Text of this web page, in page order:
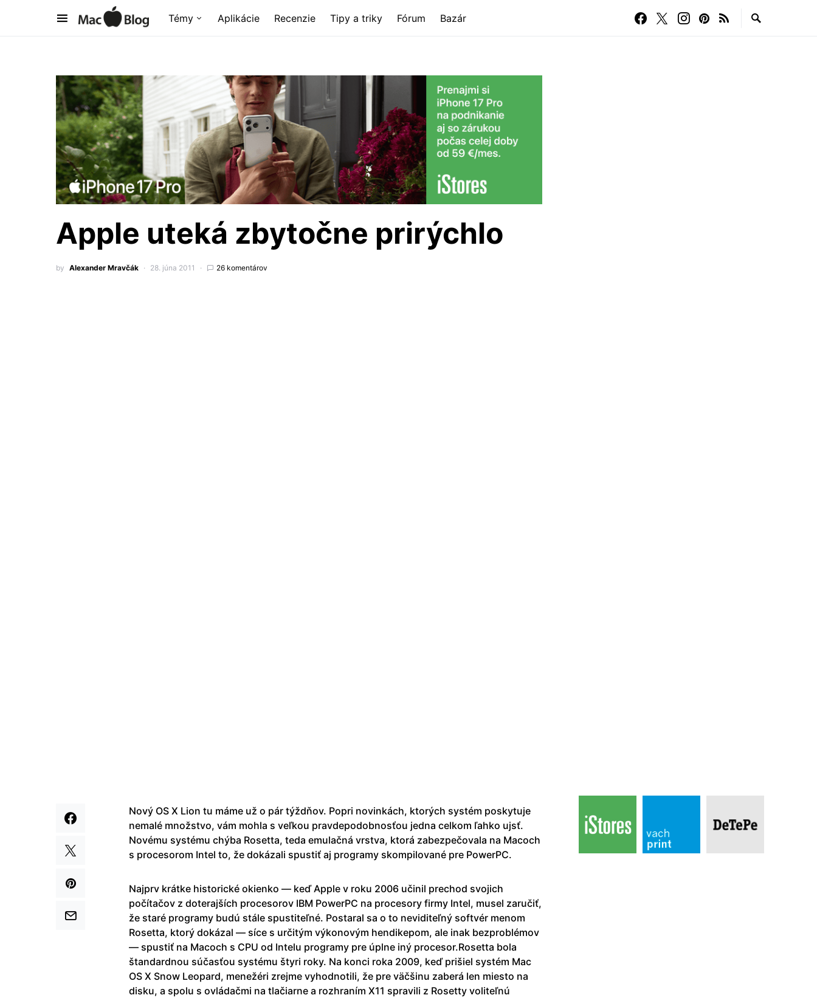
Témy Aplikácie Recenzie Tipy a triky Fórum Bazár
Apple uteká zbytočne prirýchlo
by Alexander Mravčák 28. júna 2011 26 komentárov
Nový OS X Lion tu máme už o pár týždňov. Popri novinkách, ktorých systém poskytuje
nemalé množstvo, vám mohla s veľkou pravdepodobnosťou jedna celkom ľahko ujsť.
Novému systému chýba Rosetta, teda emulačná vrstva, ktorá zabezpečovala na Macoch
s procesorom Intel to, že dokázali spustiť aj programy skompilované pre PowerPC.
Najprv krátke historické okienko — keď Apple v roku 2006 učinil prechod svojich
počítačov z doterajších procesorov IBM PowerPC na procesory firmy Intel, musel zaručiť,
že staré programy budú stále spustiteľné. Postaral sa o to neviditeľný softvér menom
Rosetta, ktorý dokázal — síce s určitým výkonovým hendikepom, ale inak bezproblémov
— spustiť na Macoch s CPU od Intelu programy pre úplne iný procesor.Rosetta bola
štandardnou súčasťou systému štyri roky. Na konci roka 2009, keď prišiel systém Mac
OS X Snow Leopard, menežéri zrejme vyhodnotili, že pre väčšinu zaberá len miesto na
disku, a spolu s ovládačmi na tlačiarne a rozhraním X11 spravili z Rosetty voliteľnú